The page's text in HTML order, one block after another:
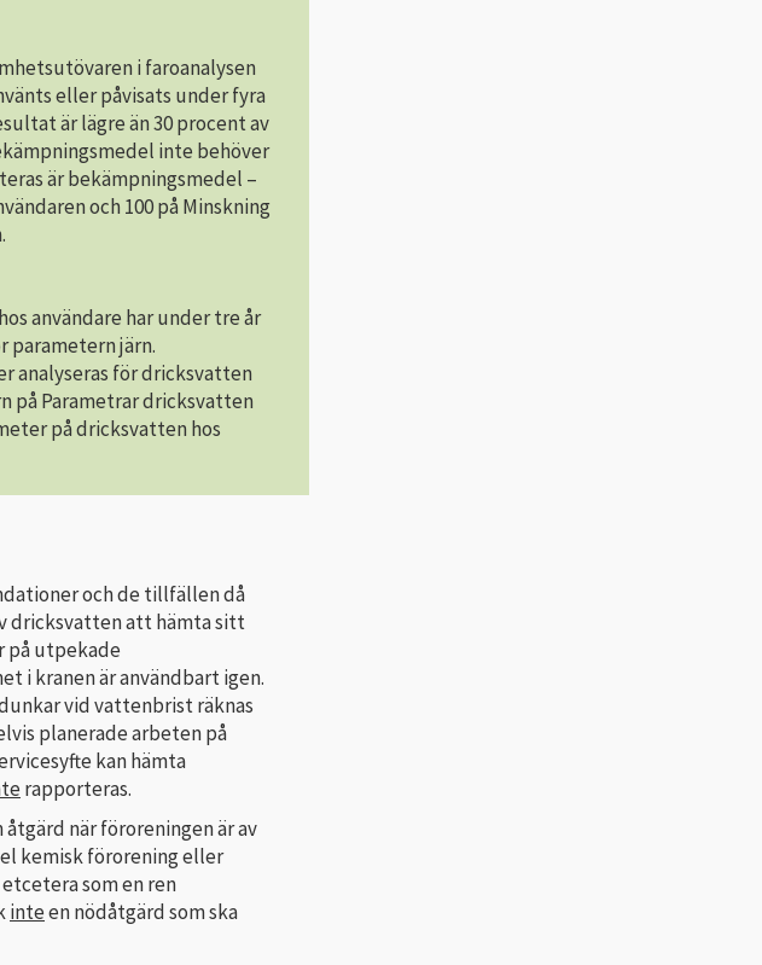
i faroanalysen
eller påvisats under fyra
är lägre än 30 procent av
inte behöver
är bekämpningsmedel –
och 100 på Minskning
användare har under tre år
parametern järn.
analyseras för dricksvatten
på Parametrar dricksvatten
på dricksvatten hos
och de tillfällen då
dricksvatten att hämta sitt
på utpekade
i kranen är användbart igen.
vid vattenbrist räknas
planerade arbeten på
kan hämta
rapporteras.
när föroreningen är av
kemisk förorening eller
som en ren
inteen nödåtgärd som ska